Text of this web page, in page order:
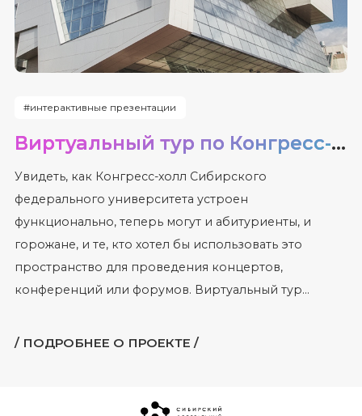
#интерактивные презентации
Виртуальный тур по Конгресс-холлу СФУ
Увидеть, как Конгресс-холл Сибирского
федерального университета устроен
функционально, теперь могут и абитуриенты, и
горожане, и те, кто хотел бы использовать это
пространство для проведения концертов,
конференций или форумов. Виртуальный тур...
/ ПОДРОБНЕЕ О ПРОЕКТЕ /